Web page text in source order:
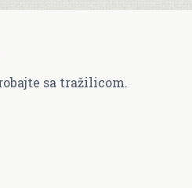
sa tražilicom.